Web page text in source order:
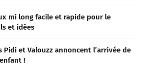
mi long facile et rapide pour le
et idées
Pidi et Valouzz annoncent l’arrivée de
!